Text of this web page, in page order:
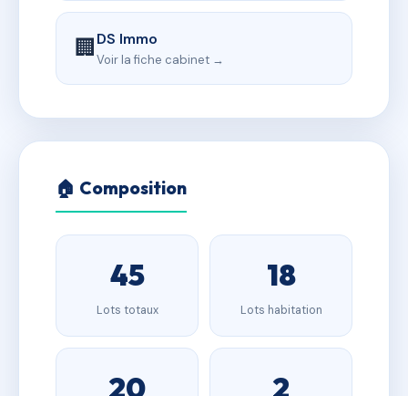
🏢DS Immo
Voir la fiche cabinet →
🏠 Composition
45
Lots totaux
18
Lots habitation
20 2